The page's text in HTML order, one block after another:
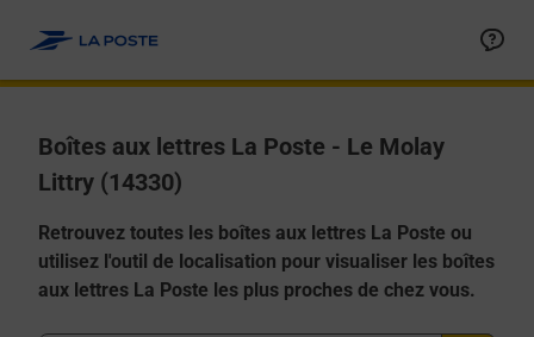
Boîtes aux lettres La Poste - Le Molay
Littry (14330)
Retrouvez toutes les boîtes aux lettres La Poste ou
utilisez l'outil de localisation pour visualiser les boîtes
aux lettres La Poste les plus proches de chez vous.